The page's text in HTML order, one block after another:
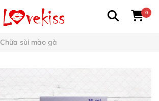
0
Chữa sùi mào gà